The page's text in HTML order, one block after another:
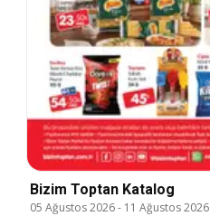
Bizim Toptan Katalog
05 Ağustos 2026- 11 Ağustos 2026